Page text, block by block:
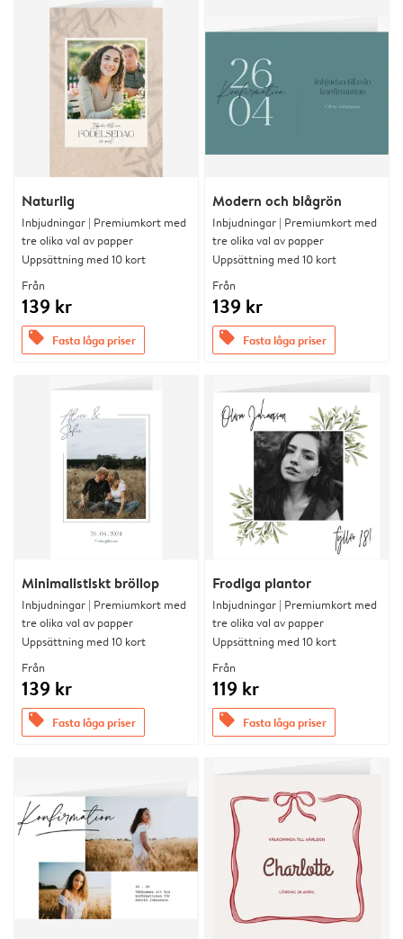
Naturlig
Inbjudningar | Premiumkort med
tre olika val av papper
Uppsättning med 10 kort
Från
139 kr
offers Fasta låga priser
Modern och blågrön
Inbjudningar | Premiumkort med
tre olika val av papper
Uppsättning med 10 kort
Från
139 kr
offers Fasta låga priser
Minimalistiskt bröllop
Inbjudningar | Premiumkort med
tre olika val av papper
Uppsättning med 10 kort
Från
139 kr
offers Fasta låga priser
Frodiga plantor
Inbjudningar | Premiumkort med
tre olika val av papper
Uppsättning med 10 kort
Från
119 kr
offers Fasta låga priser